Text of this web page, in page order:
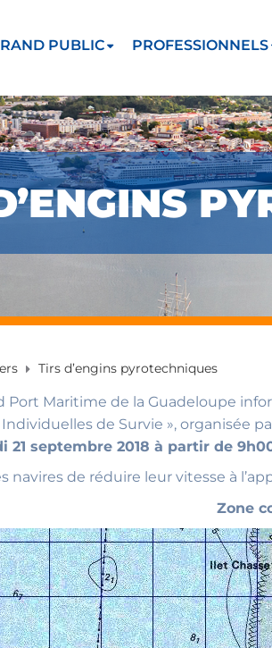
PUBLIC PROFESSIONNELS
Tirs d’engins pyrotechniques
Port Maritime de la Guadeloupe
de Survie », organisée
21 septembre 2018 à partir de
navires de réduire leur vitesse à
Zone